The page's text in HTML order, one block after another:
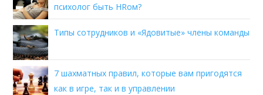
психолог быть HRом?
Типы сотрудников и «Ядовитые» члены команды
7 шахматных правил, которые вам пригодятся
как в игре, так и в управлении